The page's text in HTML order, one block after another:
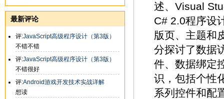
最新评论
评:JavaScript高级程序设计（第3版）
不错不错
评:JavaScript高级程序设计（第3版）
不错很好
评:Android游戏开发技术实战详解
想读
述、Visual
C# 2.0程序设
版页、主题和
分探讨了数据
件、数据绑定
识，包括个性
系列控件和配